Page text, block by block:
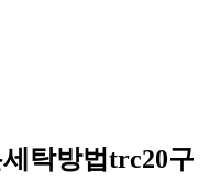
탁방법trc20구